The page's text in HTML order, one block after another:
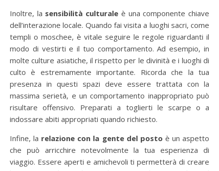
Inoltre, la sensibilità culturale è una componente chiave
dell’interazione locale. Quando fai visita a luoghi sacri, come
templi o moschee, è vitale seguire le regole riguardanti il
modo di vestirti e il tuo comportamento. Ad esempio, in
molte culture asiatiche, il rispetto per le divinità e i luoghi di
culto è estremamente importante. Ricorda che la tua
presenza in questi spazi deve essere trattata con la
massima serietà, e un comportamento inappropriato può
risultare offensivo. Preparati a toglierti le scarpe o a
indossare abiti appropriati quando richiesto.
Infine, la relazione con la gente del posto è un aspetto
che può arricchire notevolmente la tua esperienza di
viaggio. Essere aperti e amichevoli ti permetterà di creare